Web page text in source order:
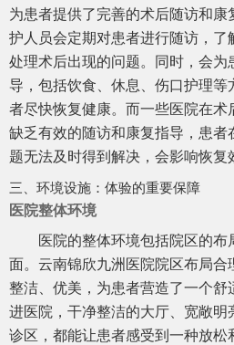
为患者提供了完善的术后随访和康
护人员会定期对患者进行随访，了
处理术后出现的问题。同时，会为
导，包括饮食、休息、伤口护理等
者尽快恢复健康。而一些医院在术
缺乏有效的随访和康复指导，患者
题无法及时得到解决，会影响恢复
三、环境设施：体验的重要保障
医院整体环境
医院的整体环境包括院区的
面。云南锦欣九洲医院院区布局合
整洁、优美，为患者营造了一个舒
进医院，干净整洁的大厅、宽敞明
诊区，都能让患者感受到一种放松